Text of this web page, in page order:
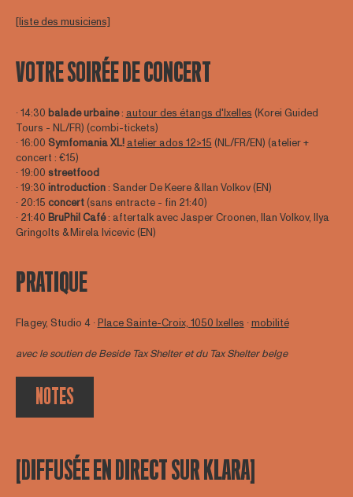
NOTES
[liste des musiciens]
VOTRE SOIRÉE DE CONCERT
∙ 14:30 balade urbaine: autour des étangs d'Ixelles (Korei Guided
Tours - NL/FR) (combi-tickets)
∙ 16:00 SymfomaniaXL! atelier ados 12>15 (NL/FR/EN) (atelier +
concert : €15)
∙ 19:00 streetfood
∙ 19:30 introduction: Sander De Keere & Ilan Volkov (EN)
∙ 20:15 concert(sans entracte - fin 21:40)
∙ 21:40 BruPhil Café: aftertalk avec Jasper Croonen, Ilan Volkov, Ilya
Gringolts & Mirela Ivicevic (EN)
PRATIQUE
Flagey, Studio 4 ∙Place Sainte-Croix, 1050 Ixelles ∙mobilité
avec le soutien deBeside Tax Shelteret du Tax Shelter belge
[DIFFUSÉE EN DIRECT SUR KLARA]